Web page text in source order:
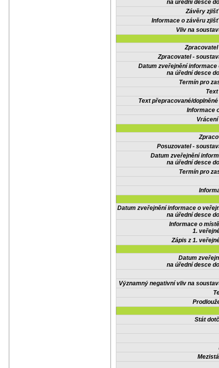
na úřední desce
Závěry
Informace o závěru
Vliv na
Zpracovatel -
Datum zveřejnění informace
na úřední desce
Termín pro
Text přepracované/
Informace
Posuzovatel -
Datum zveřejnění
na úřední desce
Termín pro
Datum zveřejnění informace o
na úřední desce
Informace o
1.
Zápis z 1.
Datum
na úřední desce
Významný negativní vliv na
Stát